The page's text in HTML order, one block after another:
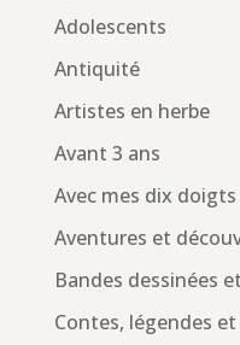
Adolescents
Antiquité
Artistes en herbe
Avant 3 ans
Avec mes dix doigts
Aventures et
Bandes dessinées
Contes, légendes